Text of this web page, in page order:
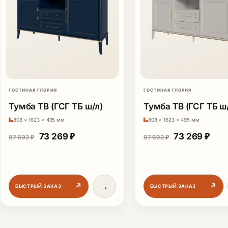
ГОСТИНАЯ ГЛОРИЯ
Тумба ТВ (ГСГ ТБ ш/л)
808 × 1623 × 495 мм
97 692₽ Первоначальная цена составляла 97 692 ₽.
73 269₽Текущая цена: 73 269 ₽.
БЫСТРЫЙ ЗАКАЗ ↗ →
ГОСТИНАЯ ГЛОРИЯ
Тумба ТВ (ГСГ ТБ
808 × 1623 × 495 мм
97 692₽ 73 269₽
БЫСТРЫЙ ЗАКАЗ ↗